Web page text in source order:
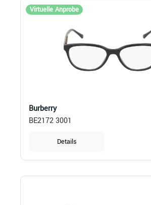
Virtuelle Anprobe
Burberry
BE2172 3001
Details